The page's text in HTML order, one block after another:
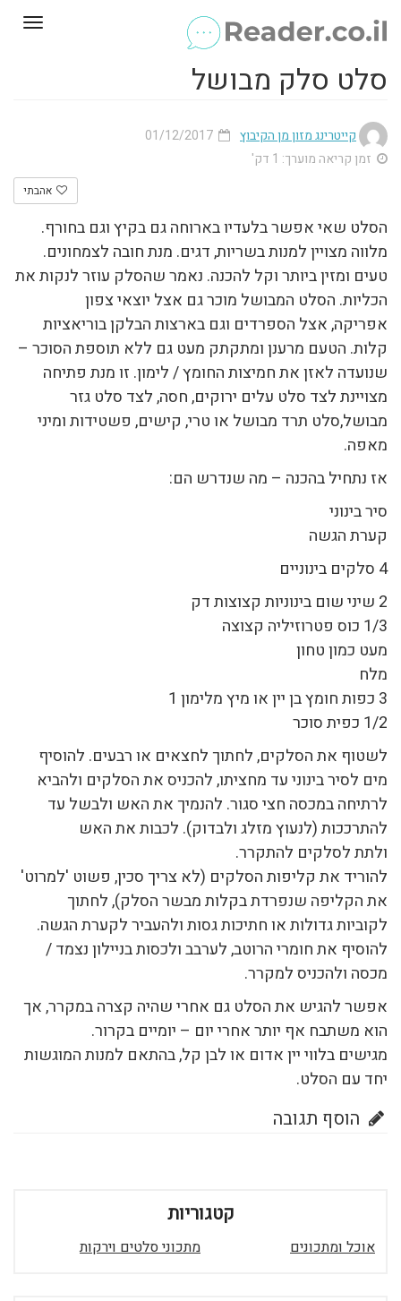
סלט סלק מבושל
קייטרינג מזון מן הקיבוץ
זמן קריאה מוערך: 1 דק'
אהבתי
הסלט שאי אפשר בלעדיו בארוחה גם בקיץ וגם בחורף.
מלווה מצויין למנות בשריות, דגים. מנת חובה לצמחונים.
טעים ומזין ביותר וקל להכנה. נאמר שהסלק עוזר לנקות את
הכליות. הסלט המבושל מוכר גם אצל יוצאי צפון
אפריקה, אצל הספרדים וגם בארצות הבלקן בוריאציות
קלות. הטעם מרענן ומתקתק מעט גם ללא תוספת הסוכר –
שנועדה לאזן את חמיצות החומץ / לימון. זו מנת פתיחה
מצויינת לצד סלט עלים ירוקים, חסה, לצד סלט גזר
מבושל,סלט תרד מבושל או טרי, קישים, פשטידות ומיני
מאפה.
אז נתחיל בהכנה – מה שנדרש הם:
סיר בינוני
קערת הגשה
4 סלקים בינוניים
2 שיני שום בינוניות קצוצות דק
1/3 כוס פטרוזיליה קצוצה
מעט כמון טחון
מלח
3 כפות חומץ בן יין או מיץ מלימון 1
1/2 כפית סוכר
לשטוף את הסלקים, לחתוך לחצאים או רבעים. להוסיף
מים לסיר בינוני עד מחציתו, להכניס את הסלקים ולהביא
לרתיחה במכסה חצי סגור. להנמיך את האש ולבשל עד
להתרככות (לנעוץ מזלג ולבדוק). לכבות את האש
ולתת לסלקים להתקרר.
להוריד את קליפות הסלקים (לא צריך סכין, פשוט 'למרוט'
את הקליפה שנפרדת בקלות מבשר הסלק), לחתוך
לקוביות גדולות או חתיכות גסות ולהעביר לקערת הגשה.
להוסיף את חומרי הרוטב, לערבב ולכסות בניילון נצמד /
מכסה ולהכניס למקרר.
אפשר להגיש את הסלט גם אחרי שהיה קצרה במקרר, אך
הוא משתבח אף יותר אחרי יום – יומיים בקרור.
מגישים בלווי יין אדום או לבן קל, בהתאם למנות המוגשות
יחד עם הסלט.
הוסף תגובה
קטגוריות
אוכל ומתכונים מתכוני סלטים וירקות